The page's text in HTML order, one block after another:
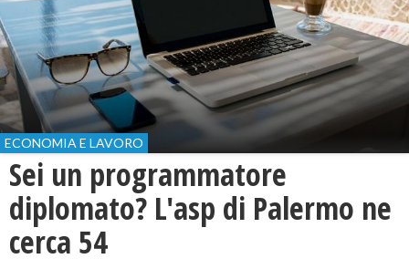
ECONOMIA E LAVORO
Sei un programmatore
diplomato? L'asp di Palermo ne
cerca 54